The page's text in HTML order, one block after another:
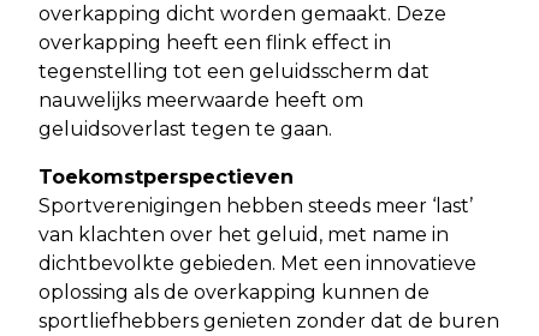
overkapping dicht worden gemaakt. Deze
overkapping heeft een flink effect in
tegenstelling tot een geluidsscherm dat
nauwelijks meerwaarde heeft om
geluidsoverlast tegen te gaan.
Toekomstperspectieven
Sportverenigingen hebben steeds meer ‘last’
van klachten over het geluid, met name in
dichtbevolkte gebieden. Met een innovatieve
oplossing als de overkapping kunnen de
sportliefhebbers genieten zonder dat de buren